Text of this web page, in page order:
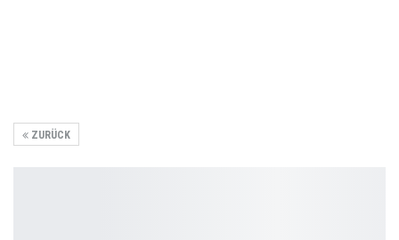
ZURÜCK